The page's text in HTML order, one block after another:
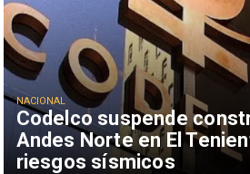
Codelco suspende
Andes Norte en El
riesgos sísmicos
NACIONAL